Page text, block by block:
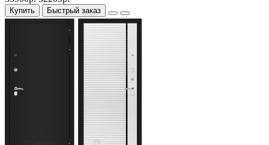
Купить Быстрый заказ